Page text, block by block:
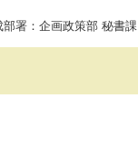
署：企画政策部 秘書課